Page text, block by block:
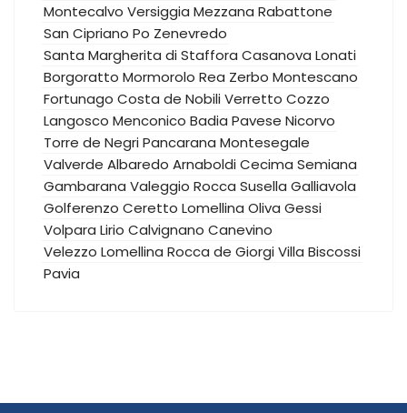
Montecalvo Versiggia Mezzana Rabattone
San Cipriano Po Zenevredo
Santa Margherita di Staffora Casanova Lonati
Borgoratto Mormorolo Rea Zerbo Montescano
Fortunago Costa de NobiliVerretto Cozzo
Langosco Menconico Badia Pavese Nicorvo
Torre de NegriPancarana Montesegale
Valverde Albaredo ArnaboldiCecima Semiana
Gambarana Valeggio Rocca Susella Galliavola
Golferenzo Ceretto Lomellina Oliva Gessi
Volpara Lirio Calvignano Canevino
Velezzo Lomellina Rocca de GiorgiVilla Biscossi
Pavia